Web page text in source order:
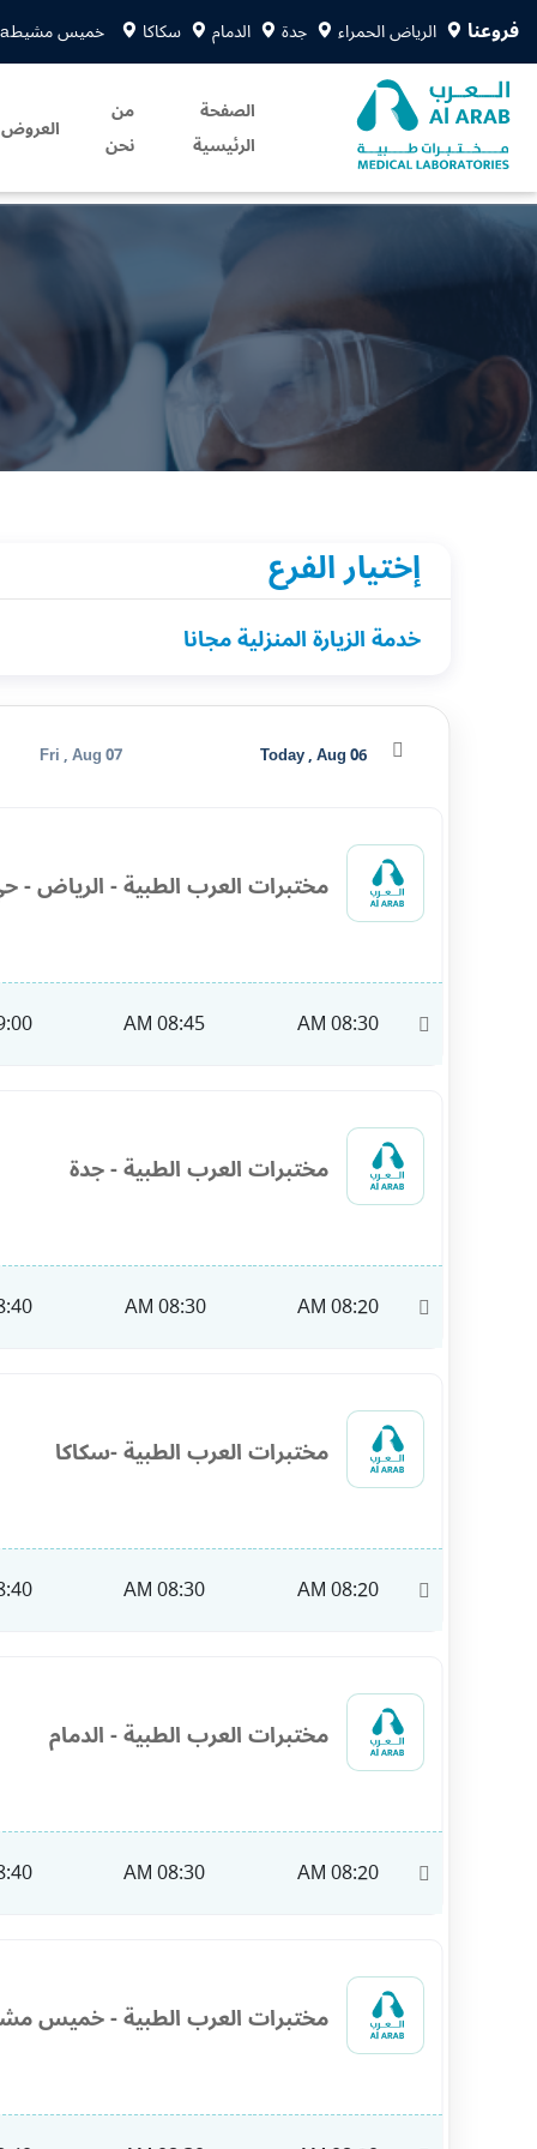
فروعنا الرياض الحمراء جدة الدمام سكاكا خميس مشيط
الصفحة
الرئيسية
من
نحن
العروض
إختيار الفرع
خدمة الزيارة المنزلية مجانا
Fri , Aug 07
مختبرات العرب الطبية - الرياض -
08:30 AM
08:45 AM
AM
مختبرات العرب الطبية - جدة
08:20 AM
08:30 AM
AM
مختبرات العرب الطبية -سكاكا
08:20 AM
08:30 AM
AM
مختبرات العرب الطبية - الدمام
08:20 AM
08:30 AM
AM
مختبرات العرب الطبية - خميس